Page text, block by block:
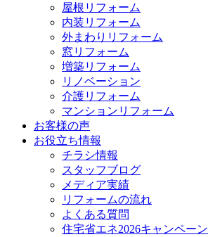
屋根リフォーム
内装リフォーム
外まわりリフォーム
窓リフォーム
増築リフォーム
リノベーション
介護リフォーム
マンションリフォーム
お客様の声
お役立ち情報
チラシ情報
スタッフブログ
メディア実績
リフォームの流れ
よくある質問
住宅省エネ2026キャンペーン